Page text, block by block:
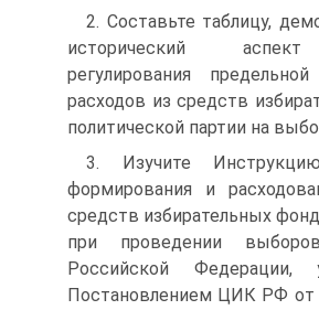
2. Составьте таблицу,
исторический
регулирования
расходов из средств
политической партии на
3. Изучите
формирования и
средств избирательных
при проведении
Российской Федерации,
Постановлением ЦИК РФ от